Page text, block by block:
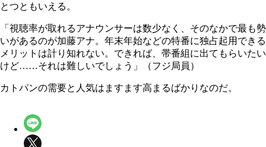
とつともいえる。
「視聴率が取れるアナウンサーは数少なく、そのなかで最も勢
いがあるのが加藤アナ。年末年始などの特番に独占起用できる
メリットは計り知れない。できれば、帯番組に出てもらいたい
けど……それは難しいでしょう」（フジ局員）
カトパンの需要と人気はますます高まるばかりなのだ。